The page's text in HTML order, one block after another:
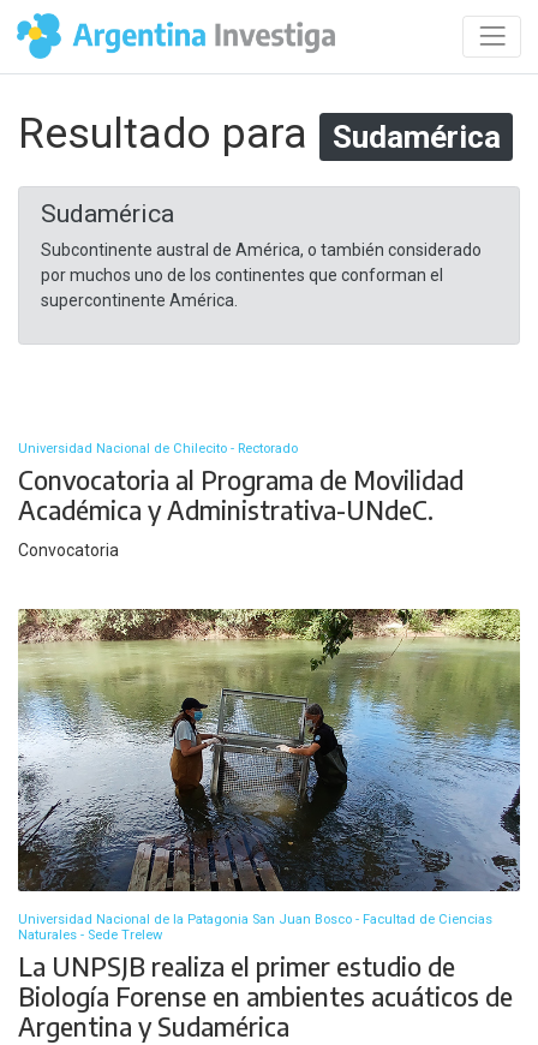
Resultado para Sudamérica
Sudamérica
Subcontinente austral de América, o también considerado
por muchos uno de los continentes que conforman el
supercontinente América.​
Universidad Nacional de Chilecito - Rectorado
Convocatoria al Programa de Movilidad
Académica y Administrativa-UNdeC.
Convocatoria
Universidad Nacional de la Patagonia San Juan Bosco - Facultad de Ciencias
Naturales - Sede Trelew
La UNPSJB realiza el primer estudio de
Biología Forense en ambientes acuáticos de
Argentina y Sudamérica